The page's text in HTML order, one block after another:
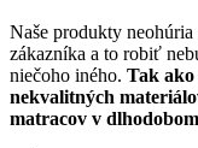
Naše produkty
zákazníka a to robiť
niečoho iného. Tak
nekvalitných
matracov v